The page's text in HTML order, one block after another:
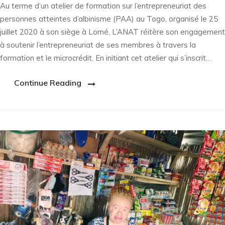
Au terme d’un atelier de formation sur l’entrepreneuriat des
personnes atteintes d’albinisme (PAA) au Togo, organisé le 25
juillet 2020 à son siège à Lomé, L’ANAT réitère son engagement
à soutenir l’entrepreneuriat de ses membres à travers la
formation et le microcrédit. En initiant cet atelier qui s’inscrit…
Continue Reading